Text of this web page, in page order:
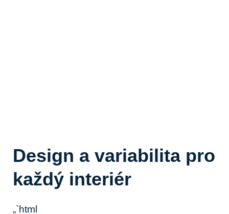
Design a variabilita ⁢pro‌
každý interiér
„`html